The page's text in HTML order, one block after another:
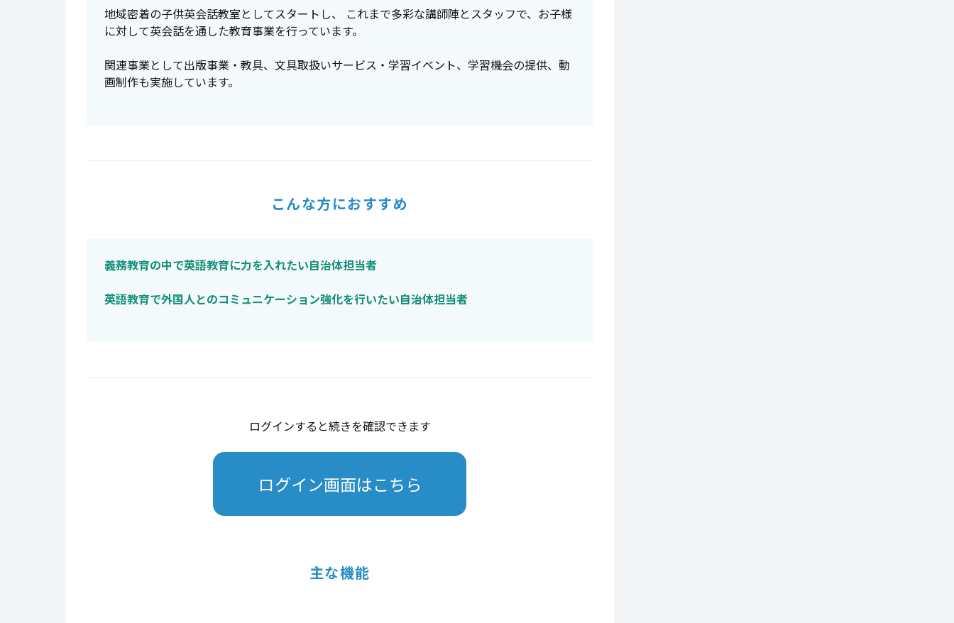
地域密着の子供英会話教室としてスタートし、 これまで多彩な講師陣とスタッフで、お子様
に対して英会話を通した教育事業を行っています。
関連事業として出版事業・教具、文具取扱いサービス・学習イベント、学習機会の提供、動
画制作も実施しています。
こんな方におすすめ
義務教育の中で英語教育に力を入れたい自治体担当者
英語教育で外国人とのコミュニケーション強化を行いたい自治体担当者
ログインすると続きを確認できます
ログイン画面はこちら
主な機能